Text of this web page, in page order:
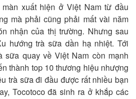
xuất hiện ở Việt Nam từ đầu
mà phải cũng phải mất vài năm
nhận của thị trường. Nhưng sau
hướng trà sữa dần hạ nhiệt. Tới
sữa quay về Việt Nam còn mạnh
thành top 10 thương hiệu nhượng
trà sữa đi đầu được rất nhiều bạn
Tocotoco đã sinh ra ở khắp các